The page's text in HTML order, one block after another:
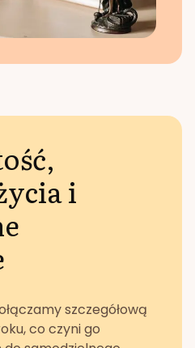
i
szczegółową
co czyni go